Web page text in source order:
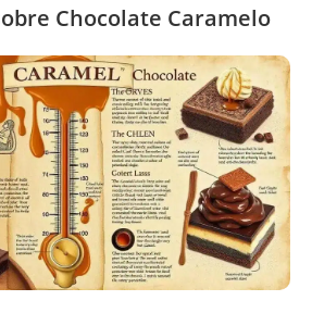
Chocolate Caramelo